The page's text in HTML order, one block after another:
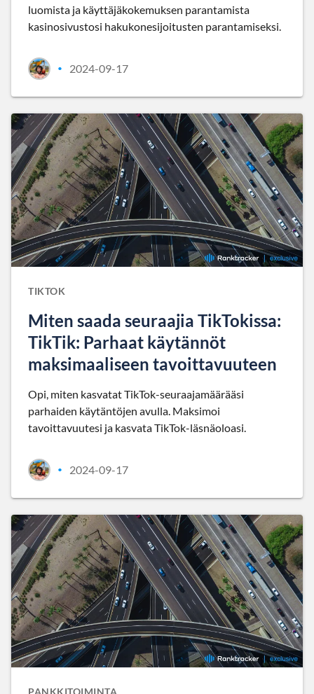
luomista ja käyttäjäkokemuksen parantamista
kasinosivustosi hakukonesijoitusten parantamiseksi.
• 2024-09-17
TIKTOK
Miten saada seuraajia TikTokissa:
TikTik: Parhaat käytännöt
maksimaaliseen tavoittavuuteen
Opi, miten kasvatat TikTok-seuraajamäärääsi
parhaiden käytäntöjen avulla. Maksimoi
tavoittavuutesi ja kasvata TikTok-läsnäoloasi.
• 2024-09-17